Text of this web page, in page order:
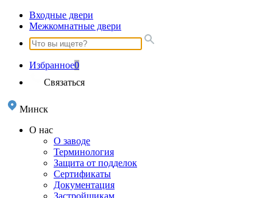
Входные двери
Межкомнатные двери
Избранное0
Связаться
Минск
О нас
О заводе
Терминология
Защита от подделок
Сертификаты
Документация
Застройщикам